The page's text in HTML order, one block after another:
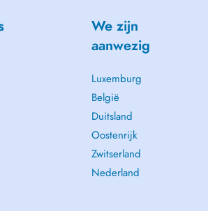
We zijn
aanwezig
Luxemburg
België
Duitsland
Oostenrijk
Zwitserland
Nederland